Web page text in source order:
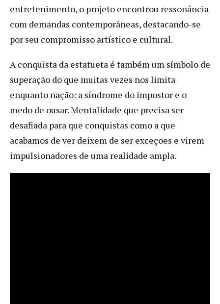
entretenimento, o projeto encontrou ressonância
com demandas contemporâneas, destacando-se
por seu compromisso artístico e cultural.
A conquista da estatueta é também um símbolo de
superação do que muitas vezes nos limita
enquanto nação: a síndrome do impostor e o
medo de ousar. Mentalidade que precisa ser
desafiada para que conquistas como a que
acabamos de ver deixem de ser exceções e virem
impulsionadores de uma realidade ampla.